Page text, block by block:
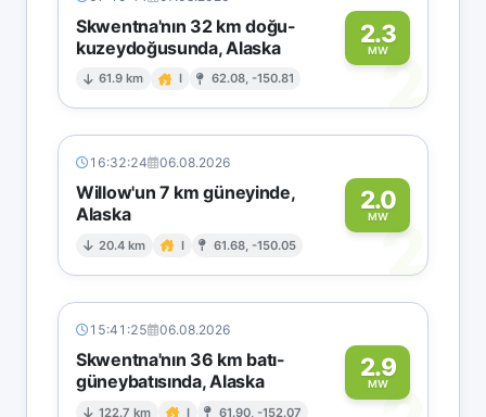
Skwentna'nın 32 km doğu-
kuzeydoğusunda, Alaska
61.9 km I 62.08, -150.81
2.3
MW2
16:32:24 06.08.2026
Willow'un 7 km güneyinde,
Alaska
20.4 km I 61.68, -150.05
2.0
MW
2
15:41:25 06.08.2026
Skwentna'nın 36 km batı-
güneybatısında, Alaska
122.7 km I 61.90, -152.07
2.9
MW